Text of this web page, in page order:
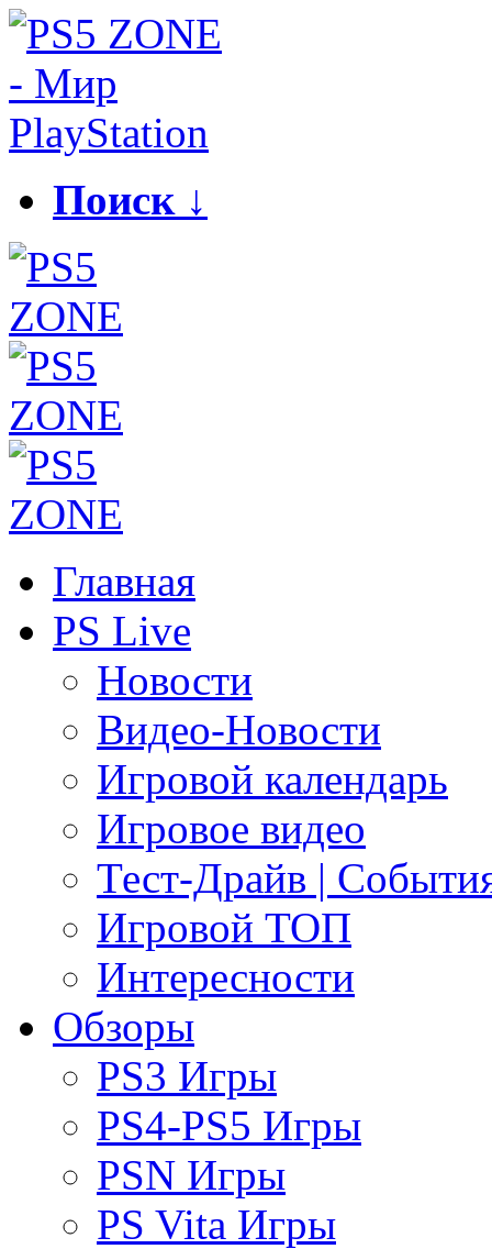
Поиск ↓
Главная
PS Live
Новости
Видео-Новости
Игровой календарь
Игровое видео
Тест-Драйв |
Игровой ТОП
Интересности
Обзоры
PS3 Игры
PS4-PS5 Игры
PSN Игры
PS Vita Игры